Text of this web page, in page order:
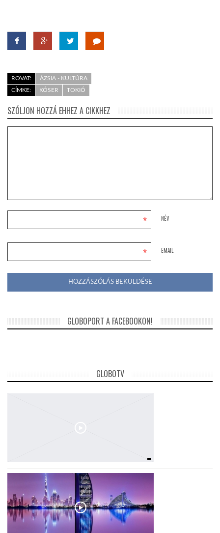
ROVAT:
ÁZSIA - KULTÚRA
CÍMKE:
KÓSER TOKIÓ
SZÓLJON HOZZÁ EHHEZ A CIKKHEZ
NÉV
*
EMAIL
*
GLOBOPORT A FACEBOOKON!
GLOBOTV